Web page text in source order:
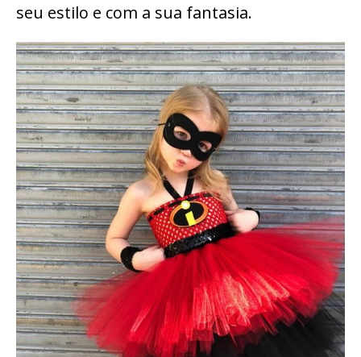
seu estilo e com a sua fantasia.